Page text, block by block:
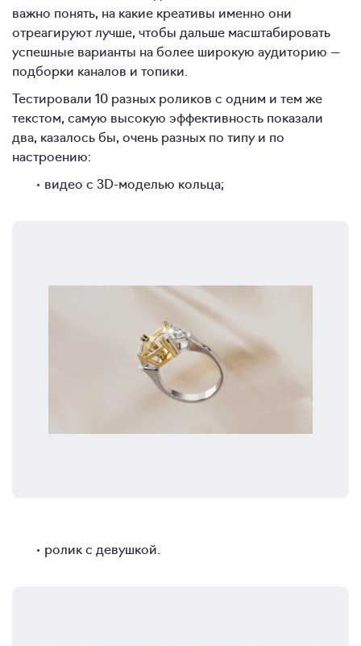
важно понять, на какие креативы именно они
отреагируют лучше, чтобы дальше масштабировать
успешные варианты на более широкую аудиторию —
подборки каналов и топики.
Тестировали 10 разных роликов с одним и тем же
текстом, самую высокую эффективность показали
два, казалось бы, очень разных по типу и по
настроению:
видео с 3D-моделью кольца;
ролик с девушкой.